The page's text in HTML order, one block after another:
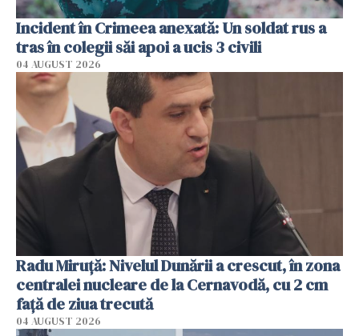
Incident în Crimeea anexată: Un soldat rus a
tras în colegii săi apoi a ucis 3 civili
04 AUGUST 2026
Radu Miruţă: Nivelul Dunării a crescut, în zona
centralei nucleare de la Cernavodă, cu 2 cm
faţă de ziua trecută
04 AUGUST 2026